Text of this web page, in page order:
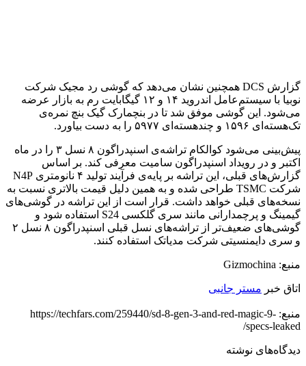
گزارش DCS همچنین نشان می‌دهد که گوشی رد مجیک شرکت
نوبیا با سیستم‌عامل اندروید ۱۴ و ۱۲ گیگابایت رم به بازار عرضه
می‌شود. این گوشی موفق شد تا در بنچمارک گیک بنچ نمره‌ی
تک‌هسته‌ای ۱۵۹۶ و چندهسته‌ای ۵۹۷۷ را به دست بیاورد.
پیش‌بینی می‌شود کوالکام تراشه‌ی اسنپدراگون ۸ نسل ۳ را در ماه
اکتبر و در رویداد اسنپدراگون سامیت معرفی کند. بر اساس
گزارش‌های قبلی، این تراشه بر پایه‌ی فرآیند تولید ۴ نانومتری N4P
شرکت TSMC طراحی شده و به همین دلیل قیمت بالاتری نسبت به
نسخه‌های قبلی خواهد داشت. قرار است از این تراشه در گوشی‌های
گیمینگ و پرچمدارانی مانند سری گلکسی S24 استفاده شود و
گوشی‌های ضعیف‌تر از تراشه‌های نسل قبلی اسنپدراگون ۸ نسل ۲
و سری دایمنسیتی شرکت مدیاتک استفاده کنند.
منبع: Gizmochina
اتاق خبر مستر جانبی
منبع: https://techfars.com/259440/sd-8-gen-3-and-red-magic-9-
specs-leaked/
دیدگاه‌های نوشته